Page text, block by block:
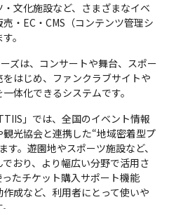
ステム統合戦略を担い、開発基
（プロダクトマネージャー）
けでなく、顧客・社内の課題を
。
ンエンジニア
SalesforceやGettiiなど自社プロ
”だけでなく、
の仕組みを変えていく」という
。
文化施設など、さまざまなイベ
・EC・CMS（コンテンツ管理シ
。
ズは、コンサートや舞台、スポー
はじめ、ファンクラブサイトや
体化できるシステムです。
」では、全国のイベント情報
光協会と連携した“地域密着型プ
。遊園地やスポーツ施設など、
おり、より幅広い分野で活用さ
たチケット購入サポート機能
成など、利用者にとって使いや